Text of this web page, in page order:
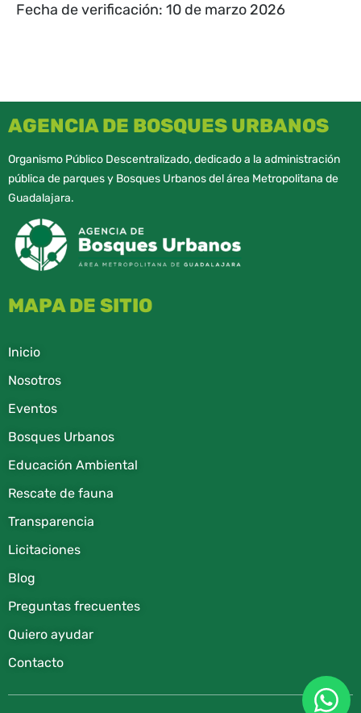
Fecha de verificación: 10 de marzo 2026
AGENCIA DE BOSQUES URBANOS
Organismo Público Descentralizado, dedicado a la administración
pública de parques y Bosques Urbanos del área Metropolitana de
Guadalajara.
MAPA DE SITIO
Inicio
Nosotros
Eventos
Bosques Urbanos
Educación Ambiental
Rescate de fauna​
Transparencia
Licitaciones
Blog
Preguntas frecuentes
Quiero ayudar
Contacto